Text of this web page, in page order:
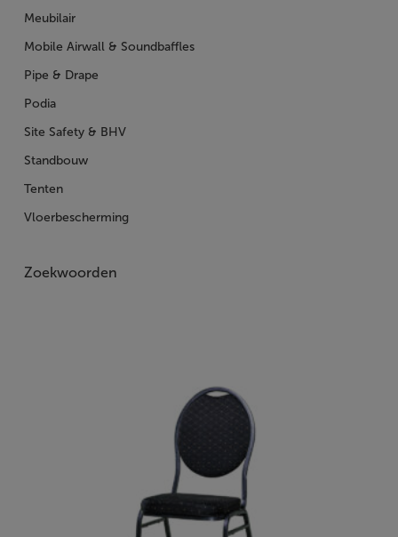
Meubilair
Mobile Airwall & Soundbaffles
Pipe & Drape
Podia
Site Safety & BHV
Standbouw
Tenten
Vloerbescherming
Zoekwoorden